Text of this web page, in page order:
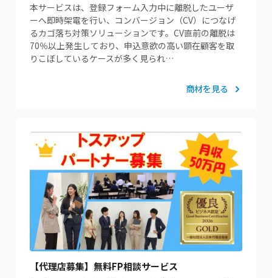
本サービスは、登録フォーム入力中に離脱したユーザ
ーへ即時架電を行い、コンバージョン（CV）につなげ
るカゴ落ち対策ソリューションです。CV直前の離脱は
70％以上発生しており、申込意欲の高い顕在顧客を取
りこぼしているケースが多く見られ…
商材を見る
【代理店募集】無料FP相談サービス